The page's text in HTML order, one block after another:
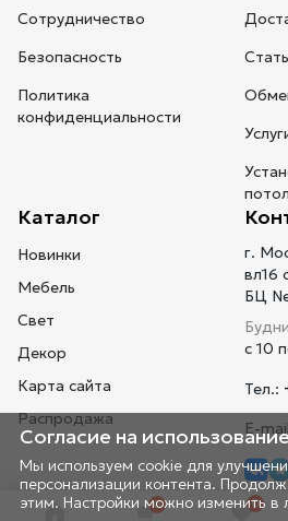
0 0
Сотрудничество
Безопасность
Политика
конфиденциальности
Каталог
Новинки
Мебель
Свет
Декор
Карта сайта
Распродажа
г.
вл16
БЦ
Будни
с 10
Тел.:
E-
Согласие на
Мы используем cookie для
персонализации контента.
этим. Настройки можно изменить в